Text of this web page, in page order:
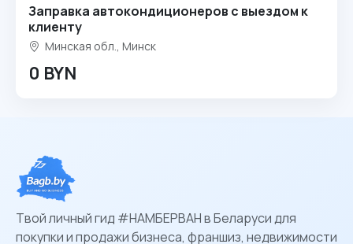
Заправка автокондиционеров с выездом к
клиенту
Минская обл., Минск
0 BYN
Твой личный гид #НАМБЕРВАН в Беларуси для
покупки и продажи бизнеса, франшиз, недвижимости